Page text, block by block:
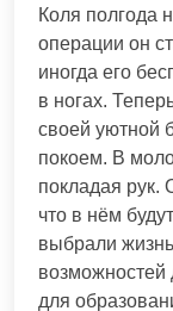
Коля полгода
операции он
иногда его
в ногах.
своей уютной
покоем. В
покладая рук.
что в нём
выбрали
возможностей
для